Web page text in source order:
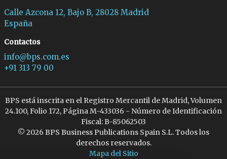
Calle Azcona 12, Bajo B, 28028 Madrid
España
Contactos
info@bps.com.es
+91 313 79 00
BPS está inscrita en el Registro Mercantil de Madrid, Volumen
24.100, Folio 172, Página M-433036 - Número de Identificación
Fiscal: B-85062503
© 2026 BPS Business Publications Spain S.L. Todos los
derechos reservados.
Mapa del Sitio